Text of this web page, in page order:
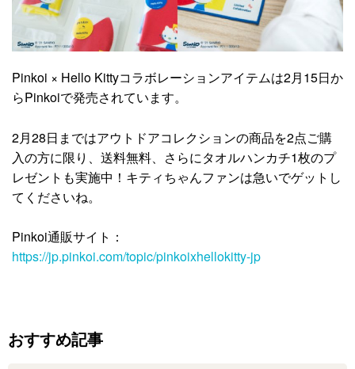
Pinkoi × Hello Kittyコラボレーションアイテムは2月15日か
らPinkoiで発売されています。
2月28日まではアウトドアコレクションの商品を2点ご購
入の方に限り、送料無料、さらにタオルハンカチ1枚のプ
レゼントも実施中！キティちゃんファンは急いでゲットし
てくださいね。
Pinkoi通販サイト：
https://jp.pinkoi.com/topic/pinkoixhellokitty-jp
おすすめ記事